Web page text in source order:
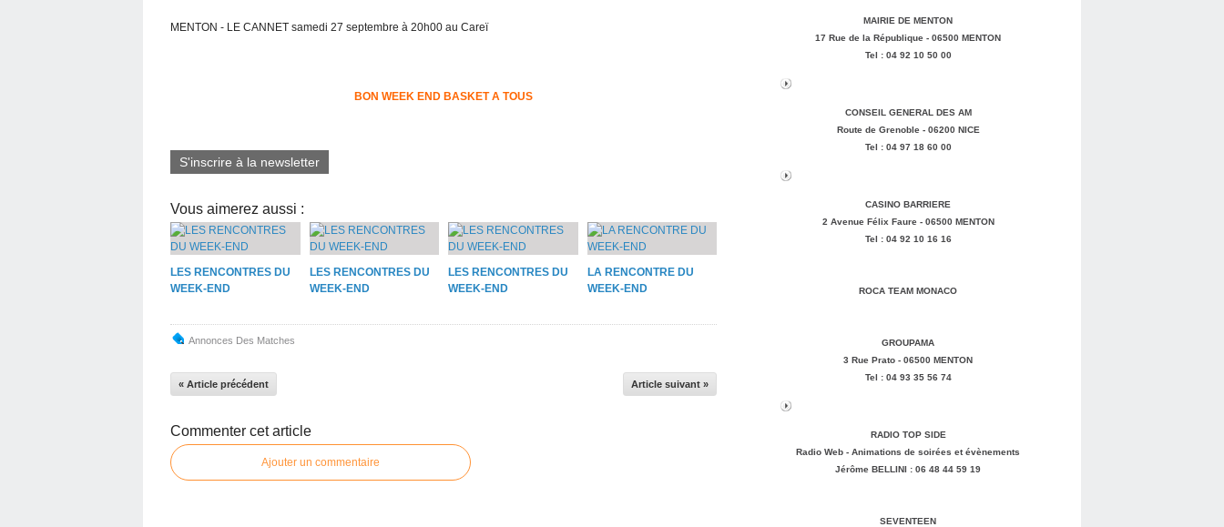
MENTON - LE CANNET samedi 27 septembre à 20h00 au Careï
BON WEEK END BASKET A TOUS
S'inscrire à la newsletter
Vous aimerez aussi :
LES RENCONTRES DU
WEEK-END
LES RENCONTRES DU
WEEK-END
LES RENCONTRES DU
WEEK-END
LA RENCONTRE DU
WEEK-END
Annonces Des Matches
« Article précédent Article suivant »
Commenter cet article
Ajouter un commentaire
MAIRIE DE MENTON
17 Rue de la République - 06500 MENTON
Tel : 04 92 10 50 00
CONSEIL GENERAL DES AM
Route de Grenoble - 06200 NICE
Tel : 04 97 18 60 00
CASINO BARRIERE
2 Avenue Félix Faure - 06500 MENTON
Tel : 04 92 10 16 16
ROCA TEAM MONACO
GROUPAMA
3 Rue Prato - 06500 MENTON
Tel : 04 93 35 56 74
RADIO TOP SIDE
Radio Web - Animations de soirées et évènements
Jérôme BELLINI : 06 48 44 59 19
SEVENTEEN